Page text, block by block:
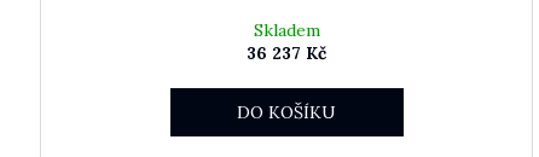
Skladem
36 237 Kč
DO KOŠÍKU